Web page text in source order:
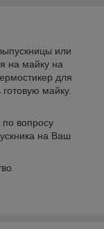
или
на майку на
для
майку.
вопросу
на Ваш